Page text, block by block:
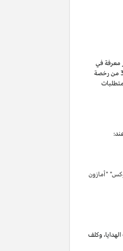
معرفة في
من متطلبات انخراط برنامج المشاركين والبند 3 من رخصة
أي خرق لمتطلبات
"أمازون
،وكلف